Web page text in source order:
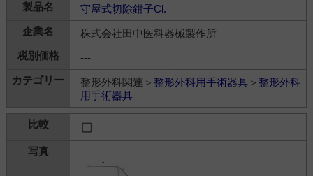
守屋式切除鉗子Cl.
株式会社田中医科器械製作所
---
整形外科関連＞ 整形外科用手術器具＞ 整形外科
用手術器具